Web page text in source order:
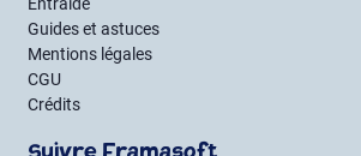
Guides et astuces
Mentions légales
CGU
Crédits